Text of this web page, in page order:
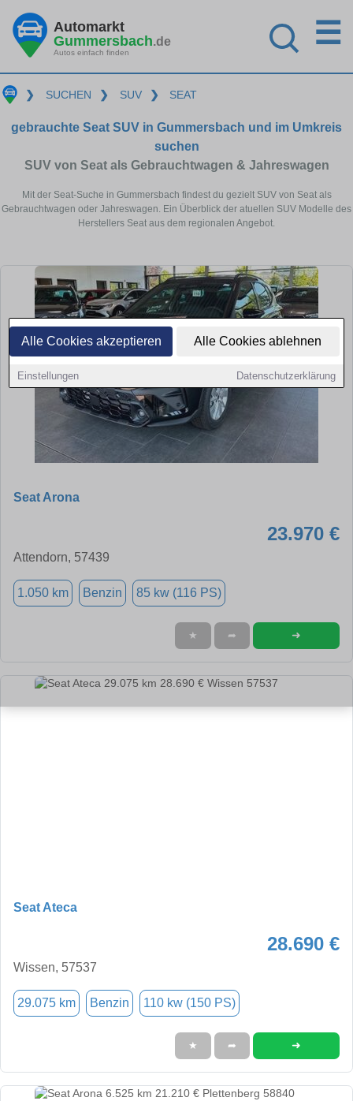
Alle Cookies akzeptieren Alle Cookies ablehnen
Einstellungen Datenschutzerklärung
Automarkt
Gummersbach.de
Autos einfach finden
☰
❯ SUCHEN ❯ SUV ❯ SEAT
gebrauchte Seat SUV in Gummersbach und im Umkreis
suchen
SUV von Seat als Gebrauchtwagen & Jahreswagen
Mit der Seat-Suche in Gummersbach findest du gezielt SUV von Seat als
Gebrauchtwagen oder Jahreswagen. Ein Überblick der atuellen SUV Modelle des
Herstellers Seat aus dem regionalen Angebot.
Seat Arona
23.970 €
Attendorn, 57439
1.050 km Benzin 85 kw (116 PS)
★ ➦ ➜
Seat Ateca
28.690 €
Wissen, 57537
29.075 km Benzin 110 kw (150 PS)
★ ➦ ➜